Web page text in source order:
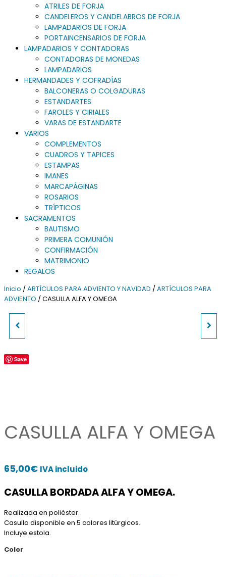
ATRILES DE FORJA
CANDELEROS Y CANDELABROS DE FORJA
LAMPADARIOS DE FORJA
PORTAINCENSARIOS DE FORJA
LAMPADARIOS Y CONTADORAS
CONTADORAS DE MONEDAS
LAMPADARIOS
HERMANDADES Y COFRADÍAS
BALCONERAS O COLGADURAS
ESTANDARTES
FAROLES Y CIRIALES
VARAS DE ESTANDARTE
VARIOS
COMPLEMENTOS
CUADROS Y TAPICES
ESTAMPAS
IMANES
MARCAPÁGINAS
ROSARIOS
TRÍPTICOS
SACRAMENTOS
BAUTISMO
PRIMERA COMUNIÓN
CONFIRMACIÓN
MATRIMONIO
REGALOS
Inicio /ARTÍCULOS PARA ADVIENTO Y NAVIDAD /ARTÍCULOS PARA
ADVIENTO / CASULLA ALFA Y OMEGA
Save
CASULLA ALFA Y OMEGA
65,00€ IVA incluido
CASULLA BORDADA ALFA Y OMEGA.
Realizada en poliéster.
Casulla disponible en 5 colores litúrgicos.
Incluye estola.
Color